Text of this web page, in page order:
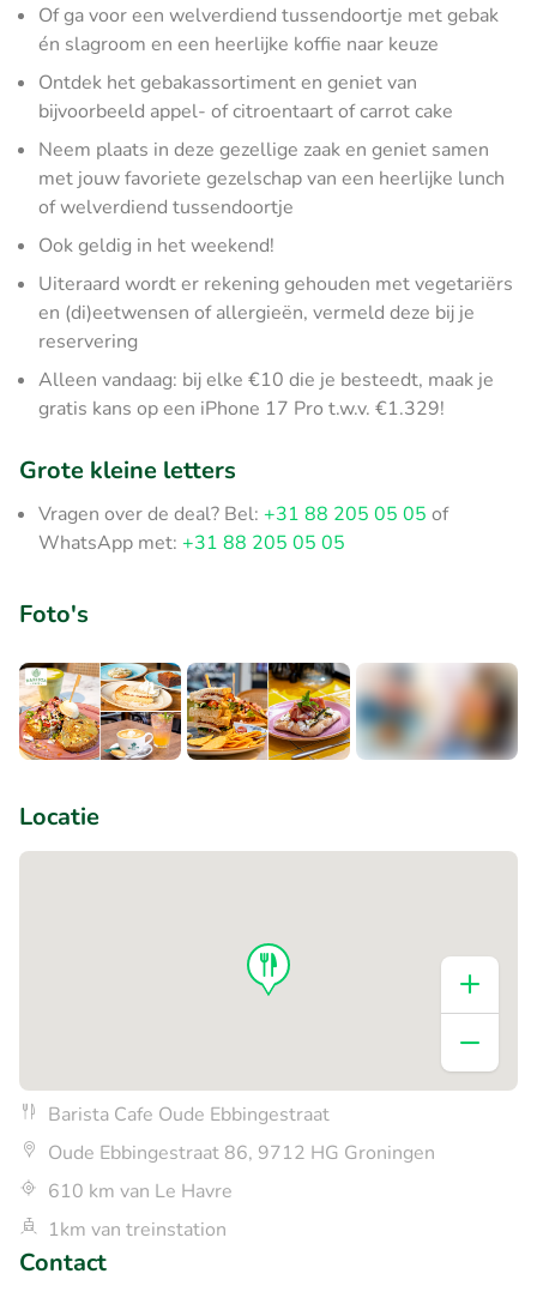
Of ga voor een welverdiend tussendoortje met gebak
én slagroom en een heerlijke koffie naar keuze
Ontdek het gebakassortiment en geniet van
bijvoorbeeld appel- of citroentaart of carrot cake
Neem plaats in deze gezellige zaak en geniet samen
met jouw favoriete gezelschap van een heerlijke lunch
of welverdiend tussendoortje
Ook geldig in het weekend!
Uiteraard wordt er rekening gehouden met vegetariërs
en (di)eetwensen of allergieën, vermeld deze bij je
reservering
Alleen vandaag: bij elke €10 die je besteedt, maak je
gratis kans op een iPhone 17 Pro t.w.v. €1.329!
Grote kleine letters
Vragen over de deal? Bel: +31 88 205 05 05 of
WhatsApp met: +31 88 205 05 05
Foto's
Locatie
Barista Cafe Oude Ebbingestraat
Oude Ebbingestraat 86, 9712 HG Groningen
610 km van Le Havre
1km van treinstation
Contact